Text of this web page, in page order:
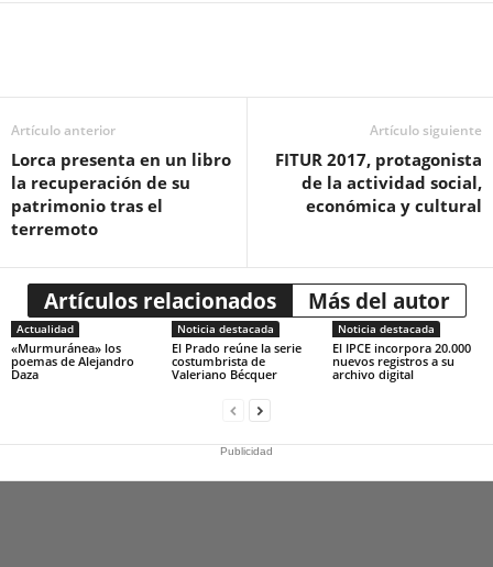
Artículo anterior
Lorca presenta en un libro
la recuperación de su
patrimonio tras el
terremoto
Artículo siguiente
FITUR 2017, protagonista
de la actividad social,
económica y cultural
Artículos relacionados Más del autor
Actualidad
«Murmuránea» los
poemas de Alejandro
Daza
Noticia destacada
El Prado reúne la serie
costumbrista de
Valeriano Bécquer
Noticia destacada
El IPCE incorpora 20.000
nuevos registros a su
archivo digital
Publicidad